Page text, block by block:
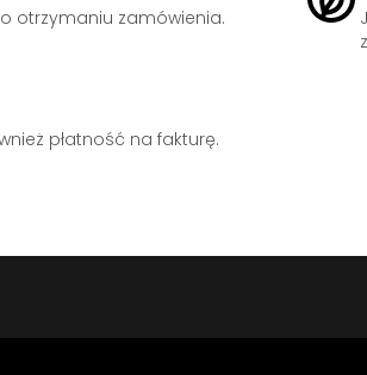
otrzymaniu zamówienia.
płatność na fakturę.